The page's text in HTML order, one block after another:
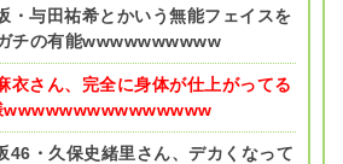
・与田祐希とかいう無能フェイスを
チの有能wwwwwwwwww
衣さん、完全に身体が仕上がってる
wwwwwwwwwwwwwww
46・久保史緒里さん、デカくなって